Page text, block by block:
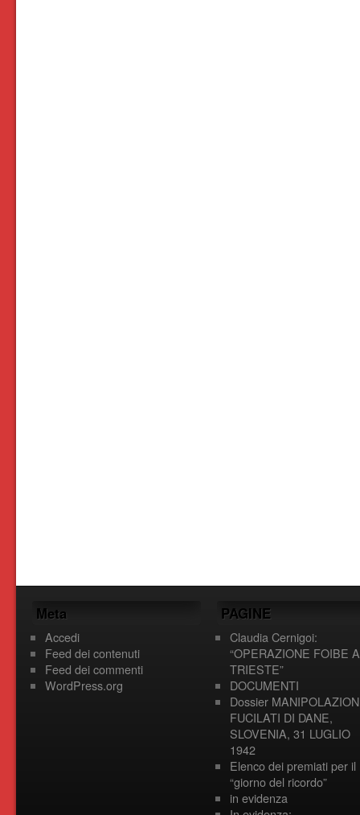
Meta
Accedi
Feed dei contenuti
Feed dei commenti
WordPress.org
PAGINE
Claudia Cernigoi:
“OPERAZIONE FOIBE A
TRIESTE”
DOCUMENTI
Dossier
FUCILATI DI DANE,
SLOVENIA, 31 LUGLIO
1942
Elenco dei premiati per il
“giorno del ricordo”
in evidenza